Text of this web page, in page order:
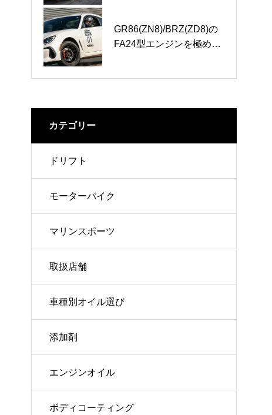
GR86(ZN8)/BRZ(ZD8)の
FA24型エンジンを極め
0W-20エンジンオイルの
限界と真実！最新SQ規格
高性能エンジンオイルX-
TREMEシリーズはなぜ最
カテゴリー
ドリフト
モーターバイク
マリンスポーツ
取扱店舗
車種別オイル選び
添加剤
エンジンオイル
ボディコーティング